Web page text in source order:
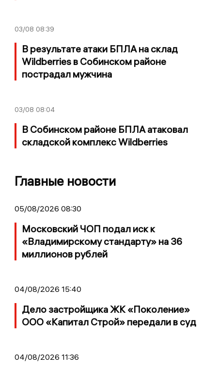
03/08 08:39
В результате атаки БПЛА на склад
Wildberries в Собинском районе
пострадал мужчина
03/08 08:04
В Собинском районе БПЛА атаковал
складской комплекс Wildberries
Главные новости
05/08/2026 08:30
Московский ЧОП подал иск к
«Владимирскому стандарту» на 36
миллионов рублей
04/08/2026 15:40
Дело застройщика ЖК «Поколение»
ООО «Капитал Строй» передали в суд
04/08/2026 11:36